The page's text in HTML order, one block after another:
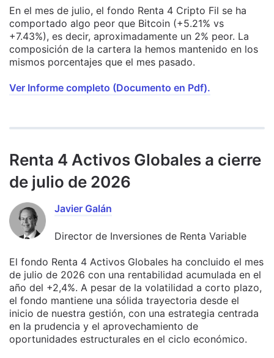
En el mes de julio, el fondo Renta 4 Cripto Fil se ha
comportado algo peor que Bitcoin (+5.21% vs
+7.43%), es decir, aproximadamente un 2% peor. La
composición de la cartera la hemos mantenido en los
mismos porcentajes que el mes pasado.
Ver Informe completo (Documento en Pdf).
Renta 4 Activos Globales a cierre
de julio de 2026
Javier Galán
Director de Inversiones de Renta Variable
El fondo Renta 4 Activos Globales ha concluido el mes
de julio de 2026 con una rentabilidad acumulada en el
año del +2,4%. A pesar de la volatilidad a corto plazo,
el fondo mantiene una sólida trayectoria desde el
inicio de nuestra gestión, con una estrategia centrada
en la prudencia y el aprovechamiento de
oportunidades estructurales en el ciclo económico.